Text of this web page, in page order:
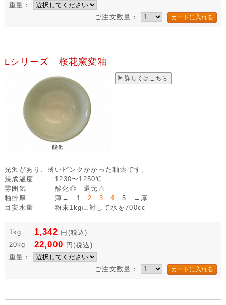
重量：
ご注文数量：
Lシリーズ 桜花窯変釉
詳しくはこちら
光沢があり、薄いピンクかかった釉薬です。
焼成温度
1230〜1250℃
雰囲気
酸化◎ 還元△
釉掛厚
薄← 12 3 45 →厚
目安水量
粉末1kgに対して水を700cc
1kg 1,342 円 (税込)
20kg
22,000 円 (税込)
重量：
ご注文数量：